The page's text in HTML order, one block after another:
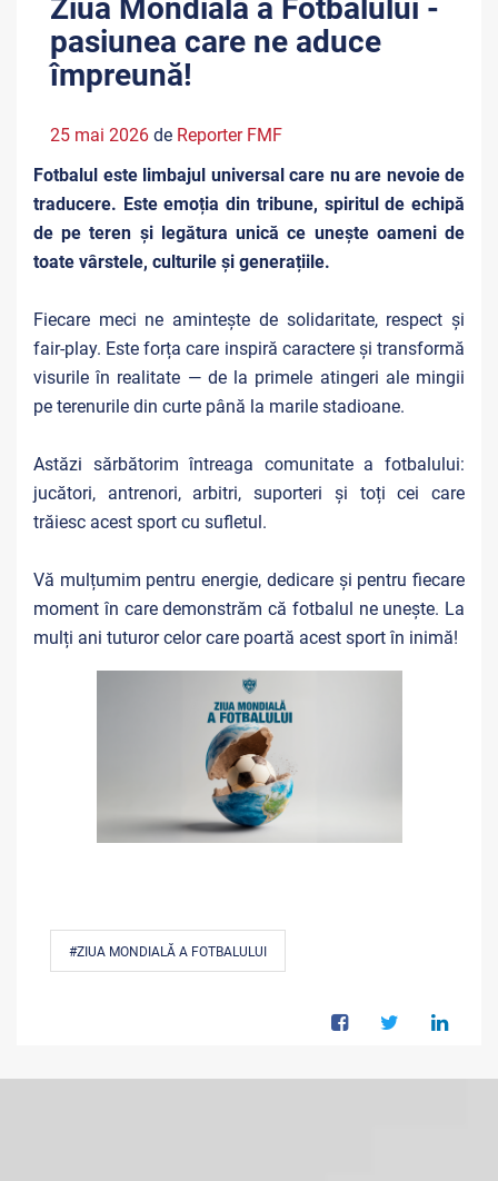
Ziua Mondială a Fotbalului -
pasiunea care ne aduce
împreună!
25 mai 2026 de Reporter FMF
Fotbalul este limbajul universal care nu are nevoie de
traducere. Este emoția din tribune, spiritul de echipă
de pe teren și legătura unică ce unește oameni de
toate vârstele, culturile și generațiile.
Fiecare meci ne amintește de solidaritate, respect și
fair-play. Este forța care inspiră caractere și transformă
visurile în realitate — de la primele atingeri ale mingii
pe terenurile din curte până la marile stadioane.
Astăzi sărbătorim întreaga comunitate a fotbalului:
jucători, antrenori, arbitri, suporteri și toți cei care
trăiesc acest sport cu sufletul.
Vă mulțumim pentru energie, dedicare și pentru fiecare
moment în care demonstrăm că fotbalul ne unește. La
mulți ani tuturor celor care poartă acest sport în inimă!
#ZIUA MONDIALĂ A FOTBALULUI